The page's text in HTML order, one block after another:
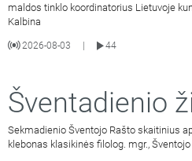
maldos tinklo koordinatorius Lietuvoje
Kalbina
2026-08-03
44
Šventadienio
Sekmadienio Šventojo Rašto skaitinius
klebonas klasikinės filolog. mgr.,